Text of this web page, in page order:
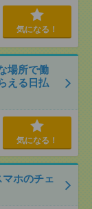
気になる！
場所で働
える日払
気になる！
ホのチェ